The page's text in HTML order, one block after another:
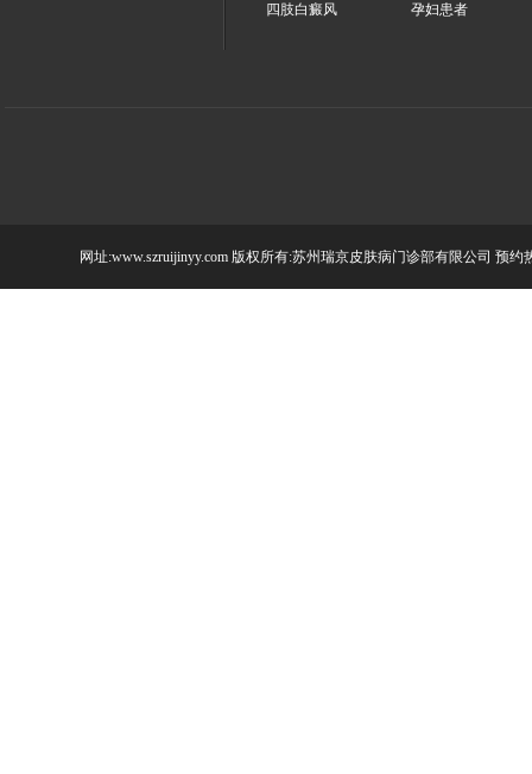
四肢白癜风
孕妇患者
网址:www.szruijinyy.com 版权所有:苏州瑞京皮肤病门诊部有限公司 预约